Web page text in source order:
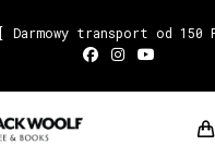
[ Darmowy transport od 150